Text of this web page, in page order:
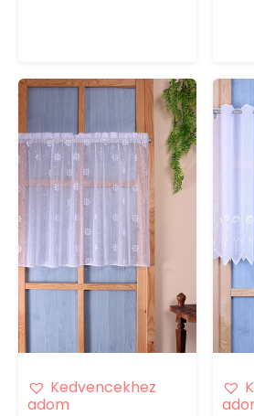
Kedvencekhez
adom